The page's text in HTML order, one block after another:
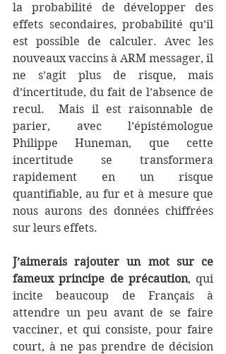
la probabilité de développer des
effets secondaires, probabilité qu’il
est possible de calculer. Avec les
nouveaux vaccins à ARM messager, il
ne s’agit plus de risque, mais
d’incertitude, du fait de l’absence de
recul.  Mais il est raisonnable de
parier, avec l’épistémologue
Philippe Huneman, que cette
incertitude se transformera
rapidement en un risque
quantifiable, au fur et à mesure que
nous aurons des données chiffrées
sur leurs effets.
J’aimerais rajouter un mot sur ce
fameux principe de précaution, qui
incite beaucoup de Français à
attendre un peu avant de se faire
vacciner, et qui consiste, pour faire
court, à ne pas prendre de décision